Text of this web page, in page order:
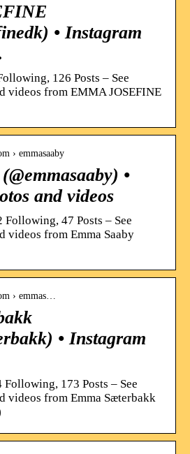
• Instagram
126 Posts – See
videos from EMMA JOSEFINE
› emmasaaby
•
and videos
47 Posts – See
videos from Emma Saaby
› emmas…
• Instagram
173 Posts – See
videos from Emma Sæterbakk